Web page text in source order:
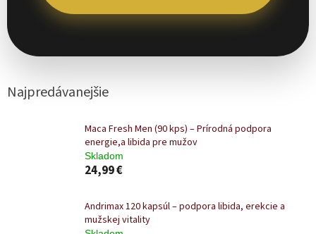
skúsilAndrimax. Musím
výrobkoch mám silnejšie
vybuchujem a striekam ako
— Ivan
"Veľmi milo ma prekvapila
Najpredávanejšie
Maca Fresh Men (90 kps) – Prírodná podpora
energie,a libida pre mužov
Skladom
24,99 €
Andrimax 120 kapsúl – podpora libida, erekcie a
mužskej vitality